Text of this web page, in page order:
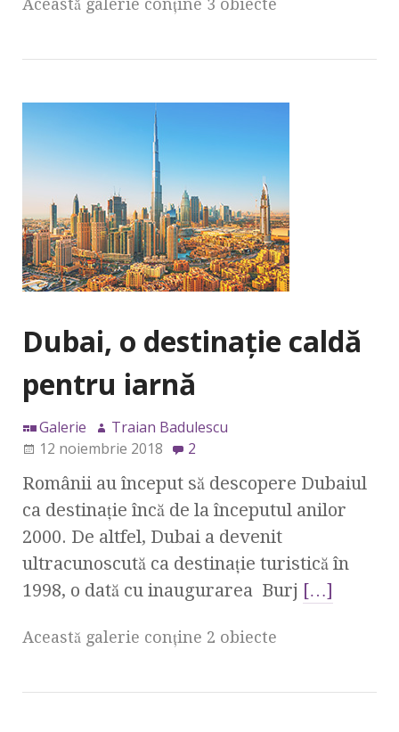
Această galerie conţine 3 obiecte
Dubai, o destinație caldă
pentru iarnă
Galerie
Traian Badulescu
12 noiembrie 2018
2
Românii au început să descopere Dubaiul
ca destinație încă de la începutul anilor
2000. De altfel, Dubai a devenit
ultracunoscută ca destinație turistică în
1998, o dată cu inaugurarea Burj […]
Această galerie conţine 2 obiecte